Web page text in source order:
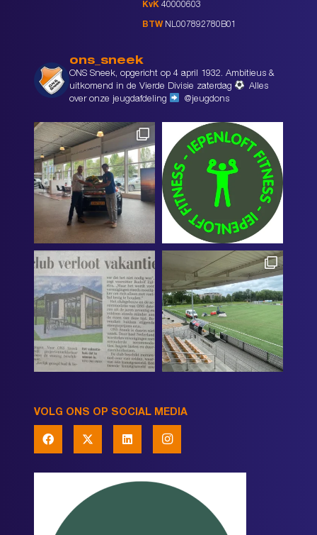
KvK 40000603
BTW NL007892780B01
ons_sneek
ONS Sneek, opgericht op 4 april 1932. Ambitieus &
uitkomend in de Vierde Divisie zaterdag
Alles
over onze jeugdafdeling
@jeugdons
VOLG ONS OP SOCIAL MEDIA